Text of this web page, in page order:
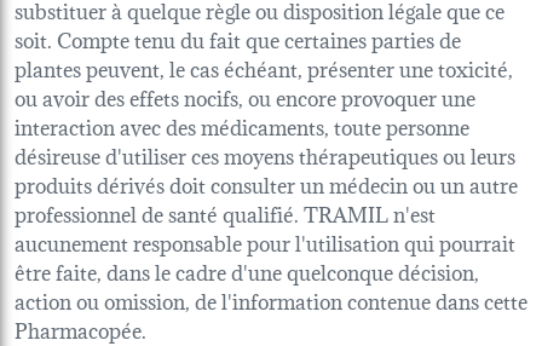
substituer à quelque règle ou disposition légale que ce
soit. Compte tenu du fait que certaines parties de
plantes peuvent, le cas échéant, présenter une toxicité,
ou avoir des effets nocifs, ou encore provoquer une
interaction avec des médicaments, toute personne
désireuse d'utiliser ces moyens thérapeutiques ou leurs
produits dérivés doit consulter un médecin ou un autre
professionnel de santé qualifié. TRAMIL n'est
aucunement responsable pour l'utilisation qui pourrait
être faite, dans le cadre d'une quelconque décision,
action ou omission, de l'information contenue dans cette
Pharmacopée.